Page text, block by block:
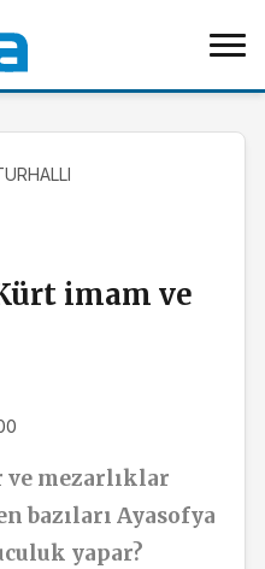
imam ve
ve mezarlıklar
bazıları Ayasofya
yapar?